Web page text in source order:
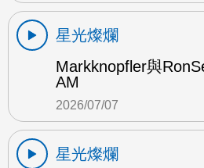
星光燦爛
Markknopfler與
AM
2026/07/07
星光燦爛